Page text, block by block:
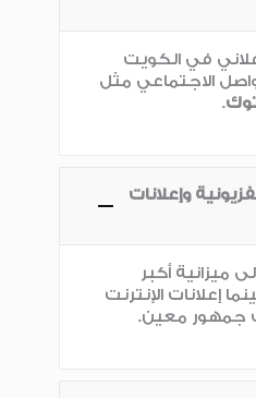
في الكويت
الاجتماعي مثل
.
وإعلانات
ميزانية أكبر
إعلانات الإنترنت
جمهور معين.